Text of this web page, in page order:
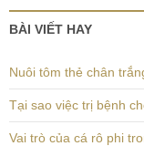
BÀI VIẾT HAY
Nuôi tôm thẻ chân
Tại sao việc trị bệnh
Vai trò của cá rô phi